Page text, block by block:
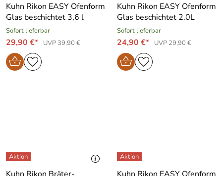
Kuhn Rikon EASY Ofenform
Glas beschichtet 3,6 l
Sofort lieferbar
29,90 €* UVP 39,90 €
Kuhn Rikon EASY Ofenform
Glas beschichtet 2.0L
Sofort lieferbar
24,90 €* UVP 29,90 €